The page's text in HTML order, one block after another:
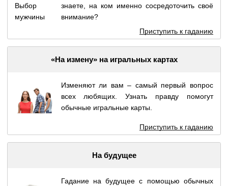
знаете, на ком именно сосредоточить своё
внимание?
Приступить к гаданию
«На измену» на игральных картах
Изменяют ли вам – самый первый вопрос
всех любящих. Узнать правду помогут
обычные игральные карты.
Приступить к гаданию
На будущее
Гадание на будущее с помощью обычных